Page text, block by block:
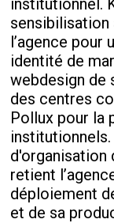
institutionnel.
sensibilisation
l’agence
identité de
webdesign de
des centres
Pollux pour la
d'organisation
retient
déploiement
et de sa